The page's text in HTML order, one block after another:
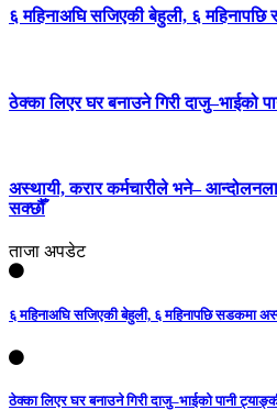
६ महिनाअघि सजिएकी बेहुली, ६
ठेक्का लिएर घर बनाउने गिरी दाजु–भाईको
अस्थायी, करार कर्मचारीले भने–
सक्छौँ
ताजा अपडेट
६ महिनाअघि सजिएकी बेहुली, ६ महिनापछि सडकमा
ठेक्का लिएर घर बनाउने गिरी दाजु–भाईको पानी